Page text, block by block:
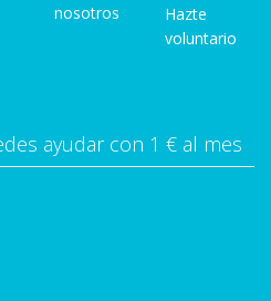
nosotros
Hazte
voluntario
ayudar con 1 € al mes